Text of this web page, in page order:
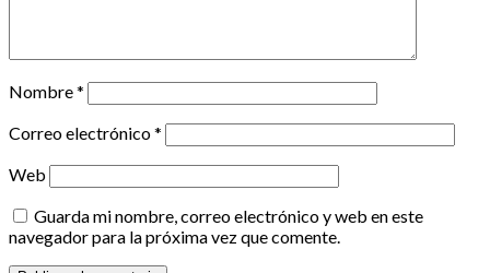
Nombre*
Correo electrónico*
Web
Guarda mi nombre, correo electrónico y web en este
navegador para la próxima vez que comente.